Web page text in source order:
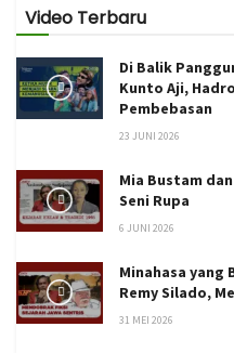
Video Terbaru
Di Balik
Kunto Aji,
Pembebasan
23 JUNI 2026
Mia Bustam
Seni Rupa
6 JUNI 2026
Minahasa yang
Remy Silado,
31 MEI 2026